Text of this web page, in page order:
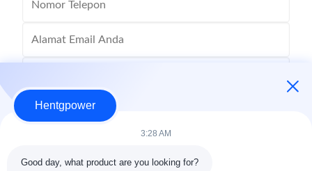
Hentgpower
3:28 AM
Good day, what product are you looking for?